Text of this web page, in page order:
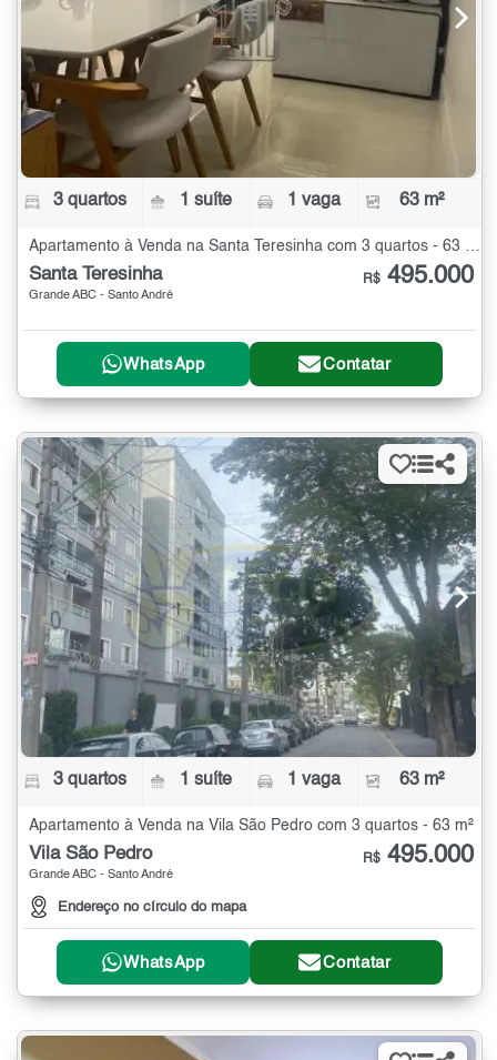
3 quartos 1 suíte 1 vaga 63 m²
Apartamento à Venda na Santa Teresinha com 3 quartos - 63 m²
Santa Teresinha
Grande ABC - Santo André
R$ 495.000
WhatsApp Contatar
3 quartos 1 suíte 1 vaga 63 m²
Apartamento à Venda na Vila São Pedro com 3 quartos - 63 m²
Vila São Pedro
Grande ABC - Santo André
Endereço no círculo do mapa
R$ 495.000
WhatsApp Contatar